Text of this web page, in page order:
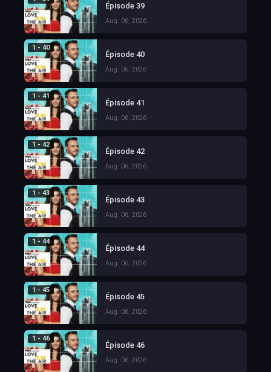
Épisode 39
Aug. 06, 2026
1 - 40
Épisode 40
Aug. 06, 2026
1 - 41
Épisode 41
Aug. 06, 2026
1 - 42
Épisode 42
Aug. 06, 2026
1 - 43
Épisode 43
Aug. 06, 2026
1 - 44
Épisode 44
Aug. 06, 2026
1 - 45
Épisode 45
Aug. 06, 2026
1 - 46
Épisode 46
Aug. 06, 2026